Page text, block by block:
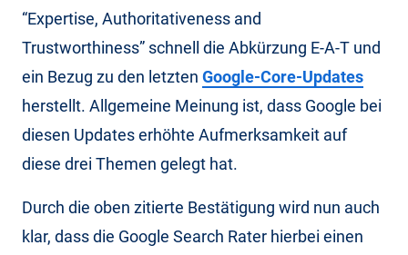
“Expertise, Authoritativeness and
Trustworthiness” schnell die Abkürzung E-A-T und
ein Bezug zu den letzten Google-Core-Updates
herstellt. Allgemeine Meinung ist, dass Google bei
diesen Updates erhöhte Aufmerksamkeit auf
diese drei Themen gelegt hat.
Durch die oben zitierte Bestätigung wird nun auch
klar, dass die Google Search Rater hierbei einen